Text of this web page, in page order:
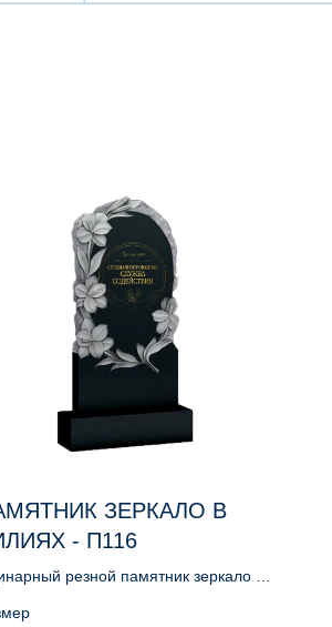
ЗЕРКАЛО В
- П116
резной памятник зеркало в